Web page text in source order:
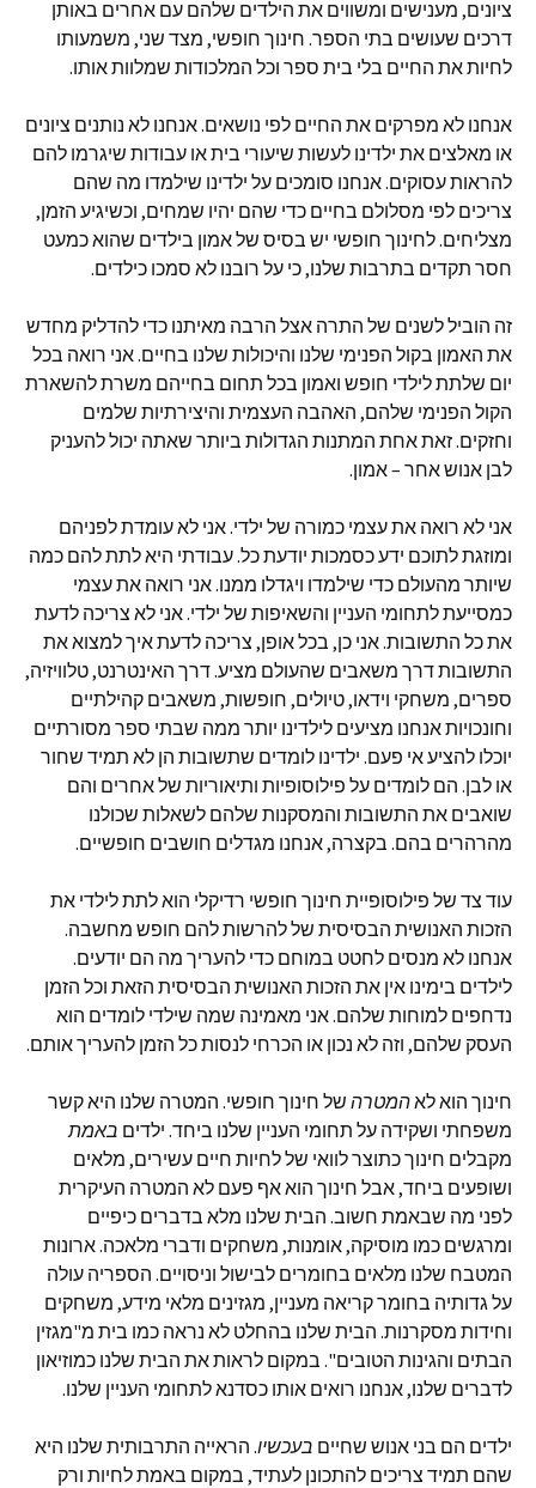
ציונים, מענישים ומשווים את הילדים שלהם עם אחרים באותן
דרכים שעושים בתי הספר. חינוך חופשי, מצד שני, משמעותו
לחיות את החיים בלי בית ספר וכל המלכודות שמלוות אותו.
אנחנו לא מפרקים את החיים לפי נושאים. אנחנו לא נותנים ציונים
או מאלצים את ילדינו לעשות שיעורי בית או עבודות שיגרמו להם
להראות עסוקים. אנחנו סומכים על ילדינו שילמדו מה שהם
צריכים לפי מסלולם בחיים כדי שהם יהיו שמחים, וכשיגיע הזמן,
מצליחים. לחינוך חופשי יש בסיס של אמון בילדים שהוא כמעט
חסר תקדים בתרבות שלנו, כי על רובנו לא סמכו כילדים.
זה הוביל לשנים של התרה אצל הרבה מאיתנו כדי להדליק מחדש
את האמון בקול הפנימי שלנו והיכולות שלנו בחיים. אני רואה בכל
יום שלתת לילדי חופש ואמון בכל תחום בחייהם משרת להשארת
הקול הפנימי שלהם, האהבה העצמית והיצירתיות שלמים
וחזקים. זאת אחת המתנות הגדולות ביותר שאתה יכול להעניק
לבן אנוש אחר – אמון.
אני לא רואה את עצמי כמורה של ילדי. אני לא עומדת לפניהם
ומוזגת לתוכם ידע כסמכות יודעת כל. עבודתי היא לתת להם כמה
שיותר מהעולם כדי שילמדו ויגדלו ממנו. אני רואה את עצמי
כמסייעת לתחומי העניין והשאיפות של ילדי. אני לא צריכה לדעת
את כל התשובות. אני כן, בכל אופן, צריכה לדעת איך למצוא את
התשובות דרך משאבים שהעולם מציע. דרך האינטרנט, טלוויזיה,
ספרים, משחקי וידאו, טיולים, חופשות, משאבים קהילתיים
וחונכויות אנחנו מציעים לילדינו יותר ממה שבתי ספר מסורתיים
יוכלו להציע אי פעם. ילדינו לומדים שתשובות הן לא תמיד שחור
או לבן. הם לומדים על פילוסופיות ותיאוריות של אחרים והם
שואבים את התשובות והמסקנות שלהם לשאלות שכולנו
מהרהרים בהם. בקצרה, אנחנו מגדלים חושבים חופשיים.
עוד צד של פילוסופיית חינוך חופשי רדיקלי הוא לתת לילדי את
הזכות האנושית הבסיסית של להרשות להם חופש מחשבה.
אנחנו לא מנסים לחטט במוחם כדי להעריך מה הם יודעים.
לילדים בימינו אין את הזכות האנושית הבסיסית הזאת וכל הזמן
נדחפים למוחות שלהם. אני מאמינה שמה שילדי לומדים הוא
העסק שלהם, וזה לא נכון או הכרחי לנסות כל הזמן להעריך אותם.
חינוך הוא לאהמטרה של חינוך חופשי. המטרה שלנו היא קשר
משפחתי ושקידה על תחומי העניין שלנו ביחד. ילדים באמת
מקבלים חינוך כתוצר לוואי של לחיות חיים עשירים, מלאים
ושופעים ביחד, אבל חינוך הוא אף פעם לא המטרה העיקרית
לפני מה שבאמת חשוב. הבית שלנו מלא בדברים כיפיים
ומרגשים כמו מוסיקה, אומנות, משחקים ודברי מלאכה. ארונות
המטבח שלנו מלאים בחומרים לבישול וניסויים. הספריה עולה
על גדותיה בחומר קריאה מעניין, מגזינים מלאי מידע, משחקים
וחידות מסקרנות. הבית שלנו בהחלט לא נראה כמו בית מ"מגזין
הבתים והגינות הטובים". במקום לראות את הבית שלנו כמוזיאון
לדברים שלנו, אנחנו רואים אותו כסדנא לתחומי העניין שלנו.
ילדים הם בני אנוש שחיים בעכשיו. הראייה התרבותית שלנו היא
שהם תמיד צריכים להתכונן לעתיד, במקום באמת לחיות ורק